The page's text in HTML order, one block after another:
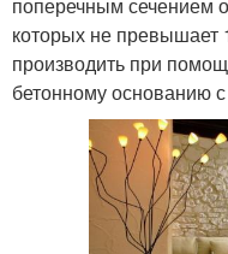
поперечным сечением
которых не превышает
производить при
бетонному основанию